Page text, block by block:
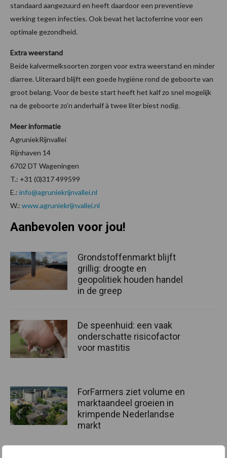
standaard aangezuurd en heeft daardoor een preventieve
werking tegen infecties. Ook bevat het lactoferrine voor een
optimale gezondheid.
Extra weerstand
Beide kalvermelksoorten zorgen voor extra weerstand en minder
diarree. Uiteraard blijft een goede hygiëne rond de geboorte van
groot belang. Voor de beste start heeft het kalf zo snel mogelijk
na de geboorte zo’n anderhalf à twee liter biest nodig.
Meer informatie
AgruniekRijnvallei
Rijnhaven 14
6702 DT Wageningen
T.: +31 (0)317 499599
E.: info@agruniekrijnvallei.nl
W.: www.agruniekrijnvallei.nl
Aanbevolen voor jou!
Grondstoffenmarkt blijft
grillig: droogte en
geopolitiek houden handel
in de greep
De speenhuid: een vaak
onderschatte risicofactor
voor mastitis
ForFarmers ziet volume en
marktaandeel groeien in
krimpende Nederlandse
markt